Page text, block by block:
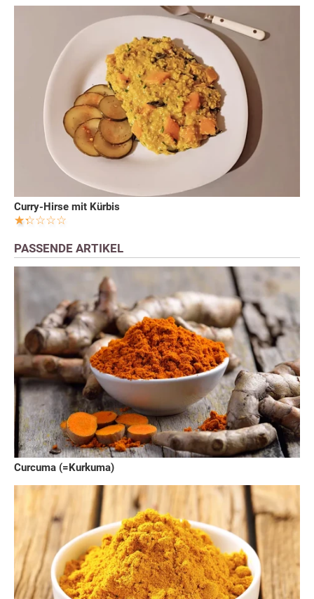
Curry-Hirse mit Kürbis
PASSENDE ARTIKEL
Curcuma (=Kurkuma)